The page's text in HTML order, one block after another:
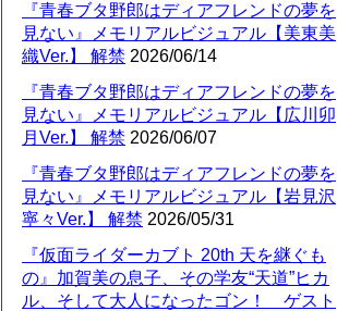
『青春ブタ野郎はディアフレンドの夢を
見ない』メモリアルビジュアル【美東美
織Ver.】 解禁 2026/06/14
『青春ブタ野郎はディアフレンドの夢を
見ない』メモリアルビジュアル【広川卯
月Ver.】 解禁 2026/06/07
『青春ブタ野郎はディアフレンドの夢を
見ない』メモリアルビジュアル【岩見沢
寧々Ver.】 解禁 2026/05/31
『仮面ライダーカブト 20th 天を継ぐも
の』加賀美の息子、その学友“天道”ヒカ
ル、そして大人になったゴン！ ゲスト